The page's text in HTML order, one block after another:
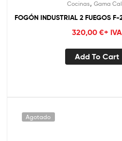
Cocinas, Gama
FOGÓN INDUSTRIAL 2 FUEGOS
320,00 €+ IVA
Add To Cart
Agotado